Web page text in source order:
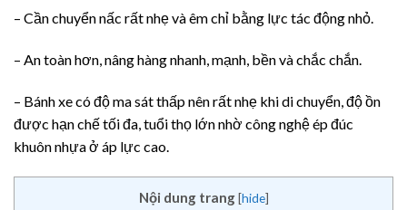
– Cần chuyển nấc rất nhẹ và êm chỉ bằng lực tác động nhỏ.
– An toàn hơn, nâng hàng nhanh, mạnh, bền và chắc chắn.
– Bánh xe có độ ma sát thấp nên rất nhẹ khi di chuyển, độ ồn
được hạn chế tối đa, tuổi thọ lớn nhờ công nghệ ép đúc
khuôn nhựa ở áp lực cao.
Nội dung trang [hide]